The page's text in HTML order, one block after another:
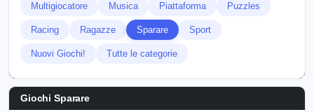
Multigiocatore Musica Piattaforma Puzzles
Racing Ragazze Sparare Sport
Nuovi Giochi! Tutte le categorie
Giochi Sparare